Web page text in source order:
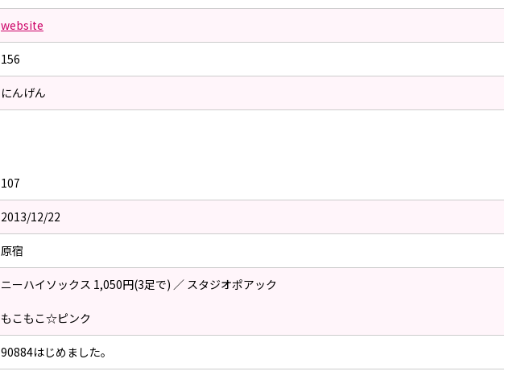
website
156
にんげん
107
2013/12/22
原宿
ニーハイソックス 1,050円(3足で) ／ スタジオポアック
もこもこ☆ピンク
90884はじめました。